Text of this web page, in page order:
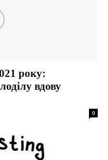
року:
вдову
0